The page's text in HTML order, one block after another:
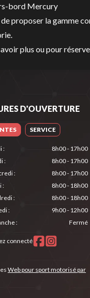
bord Mercury
de proposer la gamme
plus ou pour
D'OUVERTURE
SERVICE
:
8h00 - 17h00
:
8h00 - 17h00
:
8h00 - 17h00
:
8h00 - 18h00
:
8h00 - 18h00
:
9h00 - 12h00
: Fermé
connecté
Web pour sport motorisé par